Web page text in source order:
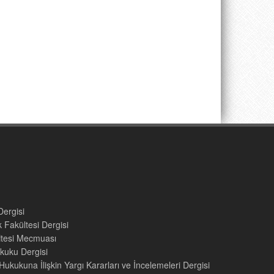
Fakültesi Dergisi
Mecmuası
Dergisi
İlişkin Yargı Kararları ve İncelemeleri Dergisi